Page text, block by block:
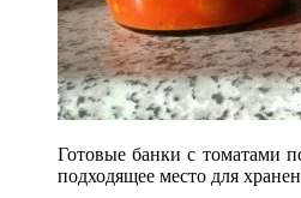
Готовые банки с томатами
подходящее место для